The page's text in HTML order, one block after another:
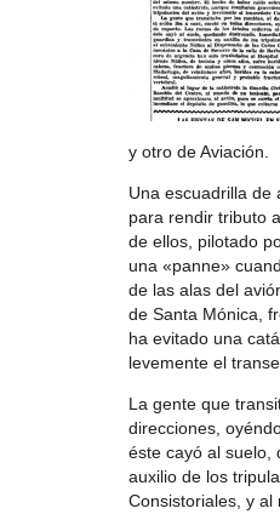
y otro de Aviación.
Una escuadrilla de
para rendir tributo
de ellos, pilotado
una «panne»
de las alas del
de Santa Mónica,
ha evitado una
levemente el
La gente que
direcciones,
éste cayó al suelo,
auxilio de los
Consistoriales, y al